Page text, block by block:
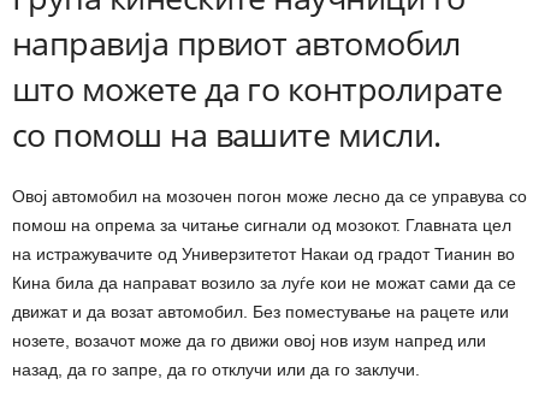
направија првиот автомобил
што можете да го контролирате
со помош на вашите мисли.
Овој автомобил на мозочен погон може лесно да се управува со
помош на опрема за читање сигнали од мозокот. Главната цел
на истражувачите од Универзитетот Накаи од градот Тианин во
Кина била да направат возило за луѓе кои не можат сами да се
движат и да возат автомобил. Без поместување на рацете или
нозете, возачот може да го движи овој нов изум напред или
назад, да го запре, да го отклучи или да го заклучи.